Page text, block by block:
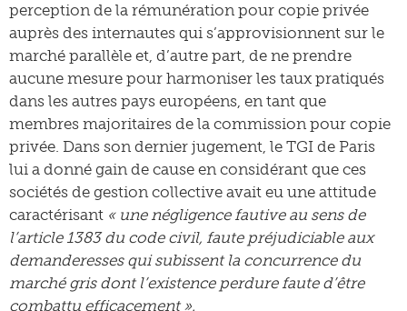
perception de la rémunération pour copie privée
auprès des internautes qui s’approvisionnent sur le
marché parallèle et, d’autre part, de ne prendre
aucune mesure pour harmoniser les taux pratiqués
dans les autres pays européens, en tant que
membres majoritaires de la commission pour copie
privée. Dans son dernier jugement, le TGI de Paris
lui a donné gain de cause en considérant que ces
sociétés de gestion collective avait eu une attitude
caractérisant « une négligence fautive au sens de
l’article 1383 du code civil, faute préjudiciable aux
demanderesses qui subissent la concurrence du
marché gris dont l’existence perdure faute d’être
combattu efficacement ».